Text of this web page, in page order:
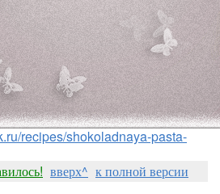
recipes/shokoladnaya-pasta-
вверх^ к полной версии